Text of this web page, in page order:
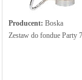
Producent: Boska
Zestaw do fondue Party